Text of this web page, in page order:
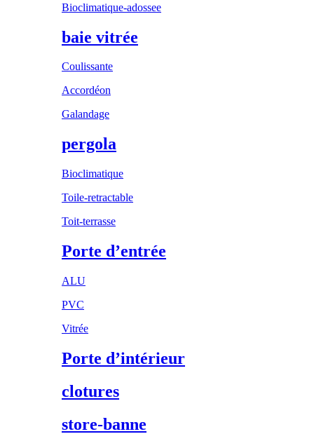
Bioclimatique-adossee
baie vitrée
Coulissante
Accordéon
Galandage
pergola
Bioclimatique
Toile-retractable
Toit-terrasse
Porte d’entrée
ALU
PVC
Vitrée
Porte d’intérieur
clotures
store-banne